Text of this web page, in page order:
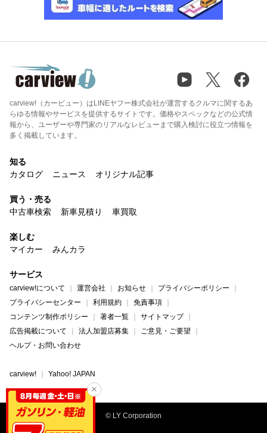
carview!（カービュー）はLINEヤフー株式会社が運営するクルマに関するあ
らゆる情報やサービスを提供するサイトです。価格やスペックなどの公式情
報から、ユーザーや専門家のリアルなレビューまで購入検討に役立つ情報を
多く掲載しています。
知る
カタログ
ニュース オリジナル記事
買う・売る
中古車検索
新車見積り 車買取
楽しむ
マイカー
みんカラ
サービス
carview!について 運営会社 お知らせ
プライバシーポリシー
プライバシーセンター
利用規約
免責事項
コンテンツ制作ポリシー
著者一覧
サイトマップ
広告掲載について
法人加盟店募集
ご意見・ご要望
ヘルプ・お問い合わせ
carview! Yahoo! JAPAN
© LY Corporation